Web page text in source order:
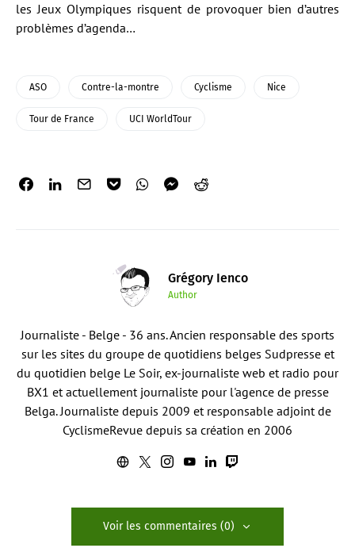
les Jeux Olympiques risquent de provoquer bien d’autres
problèmes d’agenda…
ASO Contre-la-montre Cyclisme Nice
Tour de France UCI WorldTour
Grégory Ienco
Author
Journaliste - Belge - 36 ans. Ancien responsable des sports
sur les sites du groupe de quotidiens belges Sudpresse et
du quotidien belge Le Soir, ex-journaliste web et radio pour
BX1 et actuellement journaliste pour l'agence de presse
Belga. Journaliste depuis 2009 et responsable adjoint de
CyclismeRevue depuis sa création en 2006
Voir les commentaires (0)